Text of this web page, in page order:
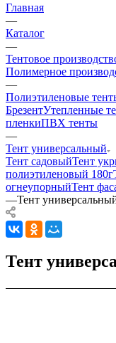
Главная
—
Каталог
—
Тентовое
Полимерное
—
Полиэтиленовые
БрезентУтепленные
пленкиПВХ тенты
—
Тент универсальный
Тент садовыйТент
полиэтиленовый 180г
огнеупорныйТент
—Тент
Тент